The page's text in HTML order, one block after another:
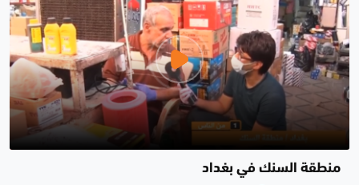
منطقة السنك في بغداد